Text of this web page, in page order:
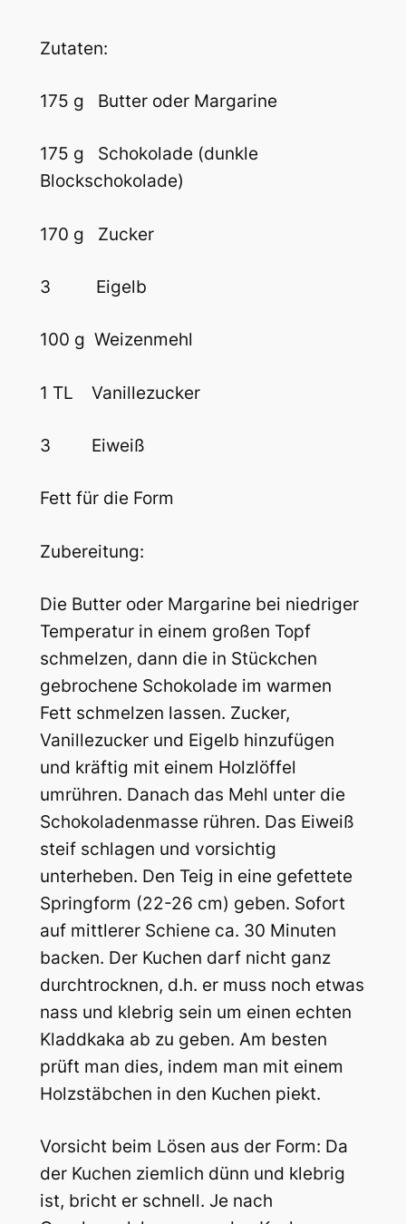
Zutaten:
175 g Butter oder Margarine
175 g Schokolade (dunkle
Blockschokolade)
170 g Zucker
3 Eigelb
100 g Weizenmehl
1 TL Vanillezucker
3 Eiweiß
Fett für die Form
Zubereitung:
Die Butter oder Margarine bei niedriger
Temperatur in einem großen Topf
schmelzen, dann die in Stückchen
gebrochene Schokolade im warmen
Fett schmelzen lassen. Zucker,
Vanillezucker und Eigelb hinzufügen
und kräftig mit einem Holzlöffel
umrühren. Danach das Mehl unter die
Schokoladenmasse rühren. Das Eiweiß
steif schlagen und vorsichtig
unterheben. Den Teig in eine gefettete
Springform (22-26 cm) geben. Sofort
auf mittlerer Schiene ca. 30 Minuten
backen. Der Kuchen darf nicht ganz
durchtrocknen, d.h. er muss noch etwas
nass und klebrig sein um einen echten
Kladdkaka ab zu geben. Am besten
prüft man dies, indem man mit einem
Holzstäbchen in den Kuchen piekt.
Vorsicht beim Lösen aus der Form: Da
der Kuchen ziemlich dünn und klebrig
ist, bricht er schnell. Je nach